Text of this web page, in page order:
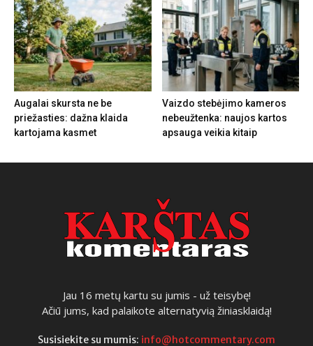
Augalai skursta ne be
priežasties: dažna klaida
kartojama kasmet
Vaizdo stebėjimo kameros
nebeužtenka: naujos kartos
apsauga veikia kitaip
Jau 16 metų kartu su jumis - už teisybę!
Ačiū jums, kad palaikote alternatyvią žiniasklaidą!
Susisiekite su mumis: info@hotcommentary.com